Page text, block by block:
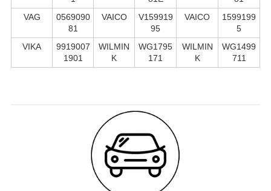
VAG
0569090
81
VAICO
V159919
95
VAICO
1599199
5
VIKA
9919007
1901
WILMIN
K
WG1795
171
WILMIN
K
WG1499
711